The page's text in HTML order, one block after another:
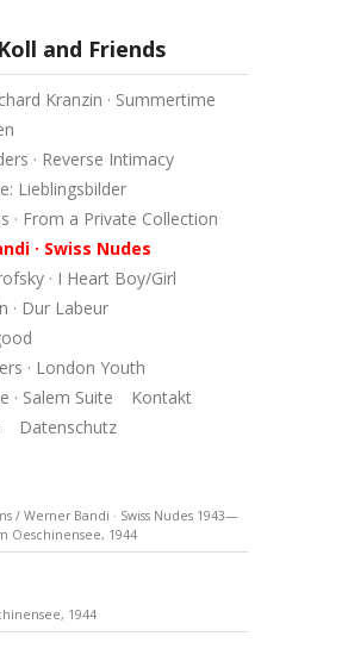
and Friends
Kranzin · Summertime
· Reverse Intimacy
Lieblingsbilder
· From a Private Collection
· Swiss Nudes
· I Heart Boy/Girl
· Dur Labeur
· London Youth
· Salem Suite
Kontakt
Datenschutz
/ Werner Bandi · Swiss Nudes 1943—
Oeschinensee, 1944
1944